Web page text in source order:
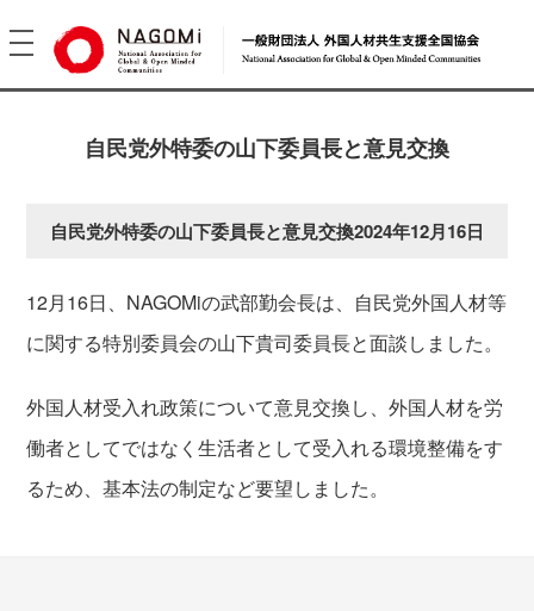
toggle
navigation
自民党外特委の山下委員長と意見交換
自民党外特委の山下委員長と意見交換2024年12月16日
12月16日、NAGOMiの武部勤会長は、自民党外国人材等
に関する特別委員会の山下貴司委員長と面談しました。
外国人材受入れ政策について意見交換し、外国人材を労
働者としてではなく生活者として受入れる環境整備をす
るため、基本法の制定など要望しました。